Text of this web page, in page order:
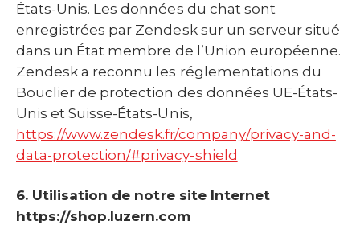
États-Unis. Les données du chat sont
enregistrées par Zendesk sur un serveur situé
dans un État membre de l’Union européenne.
Zendesk a reconnu les réglementations du
Bouclier de protection des données UE-États-
Unis et Suisse-États-Unis,
https://www.zendesk.fr/company/privacy-and-
data-protection/#privacy-shield
6. Utilisation de notre site Internet
https://shop.luzern.com